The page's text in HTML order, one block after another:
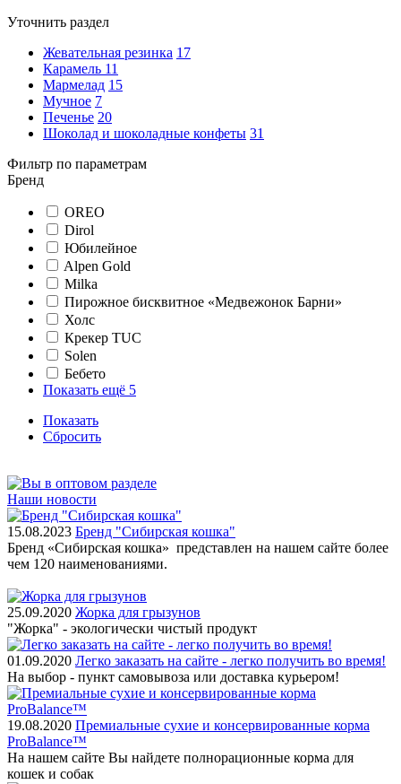
Уточнить раздел
Жевательная резинка 17
Карамель 11
Мармелад 15
Мучное 7
Печенье 20
Шоколад и шоколадные конфеты 31
Фильтр по параметрам
Бренд
OREO
Dirol
Юбилейное
Alpen Gold
Milka
Пирожное бисквитное «Медвежонок Барни»
Холс
Крекер TUC
Solen
Бебето
Показать ещё 5
Показать
Сбросить
Наши новости
15.08.2023 Бренд "Сибирская кошка"
Бренд «Сибирская кошка» представлен на нашем сайте более
чем 120 наименованиями.
25.09.2020 Жорка для грызунов
"Жорка" - экологически чистый продукт
01.09.2020 Легко заказать на сайте - легко получить во время!
На выбор - пункт самовывоза или доставка курьером!
19.08.2020 Премиальные сухие и консервированные корма
ProBalance™
На нашем сайте Вы найдете полнорационные корма для
кошек и собак